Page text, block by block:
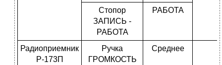
Стопор
ЗАПИСЬ -
РАБОТА
РАБОТА
Радиоприемник
Р-173П
Ручка
ГРОМКОСТЬ
Среднее